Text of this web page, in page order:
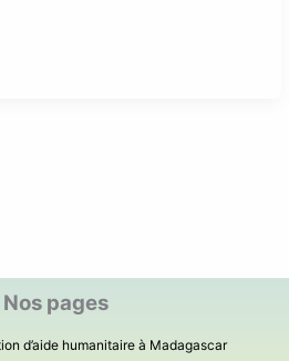
Nos pages
d’aide humanitaire à Madagascar